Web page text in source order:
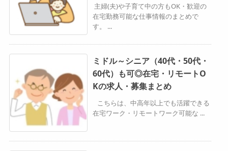
主婦(夫)や子育て中の方もOK・歓迎の
在宅勤務可能な仕事情報のまとめで
す。 ...
ミドル～シニア（40代・50代・
60代）も可◎在宅・リモートO
Kの求人・募集まとめ
こちらは、中高年以上でも活躍できる
在宅ワーク・リモートワーク可能な ...